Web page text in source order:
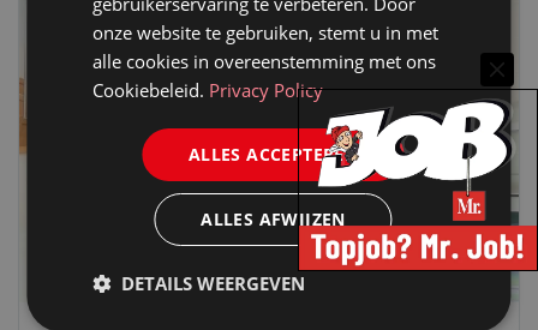
onze website te gebruiken, stemt u in met
alle cookies in overeenstemming met ons
Cookiebeleid. Privacy Policy
ALLES ACCEPTEREN
ALLES AFWIJZEN
DETAILS WEERGEVEN